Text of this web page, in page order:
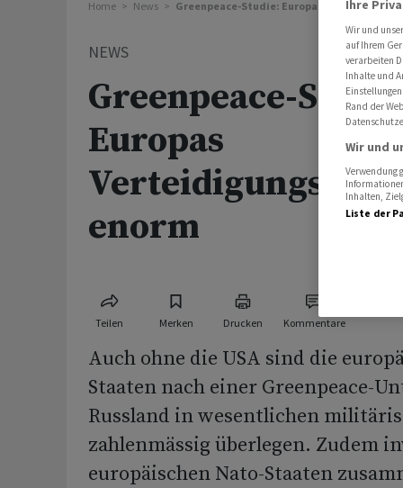
Home News Greenpeace-Studie: Europas
NEWS
Greenpeace-
Europas
enorm
Teilen Merken Drucken Kommentare
Auch ohne die USA sind die
Staaten nach einer Greenpeace-
Russland in wesentlichen
zahlenmässig überlegen. Zudem
europäischen Nato-Staaten
Ihre
Wir und
auf Ihrem
verarbeiten
Inhalte und
Rand der
Wir und
Verwendung
Inhalten,
Liste der